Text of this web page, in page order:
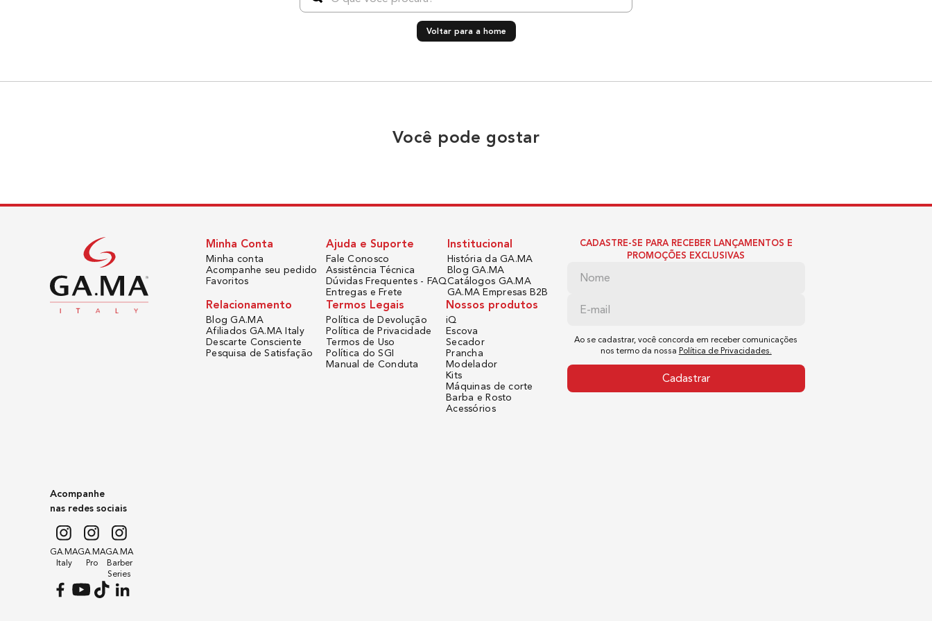
Voltar para a home
Você pode gostar
Acompanhe
nas redes sociais
GA.MA
Italy
GA.MA
Pro
GA.MA
Barber
Series
Minha Conta
Minha conta
Acompanhe seu pedido
Favoritos
Ajuda e Suporte
Fale Conosco
Assistência Técnica
Dúvidas Frequentes - FAQ
Entregas e Frete
Institucional
História da GA.MA
Blog GA.MA
Catálogos GA.MA
GA.MA Empresas B2B
Relacionamento
Blog GA.MA
Afiliados GA.MA Italy
Descarte Consciente
Pesquisa de Satisfação
Termos Legais
Política de Devolução
Política de Privacidade
Termos de Uso
Política do SGI
Manual de Conduta
Nossos produtos
iQ
Escova
Secador
Prancha
Modelador
Kits
Máquinas de corte
Barba e Rosto
Acessórios
CADASTRE-SE PARA RECEBER LANÇAMENTOS E
PROMOÇÕES EXCLUSIVAS
Ao se cadastrar, você concorda em receber comunicações
nos termo da nossa Política de Privacidades.
Cadastrar